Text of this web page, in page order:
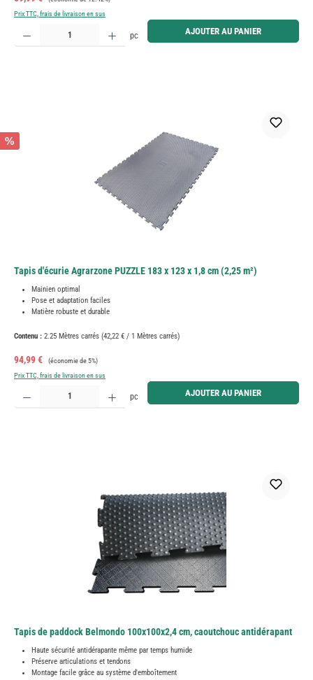
Prix TTC, frais de livraison en sus
Quantité de produit : Entrez la quantité souhaitée ou utilisez les boutons pour augmenter ou
pc AJOUTER AU PANIER
%
Tapis d'écurie Agrarzone PUZZLE 183 x 123 x 1,8 cm (2,25 m²)
Mainien optimal
Pose et adaptation faciles
Matière robuste et durable
Contenu : 2.25 Mètres carrés (42,22 € / 1 Mètres carrés)
Prix de vente :
94,99 € Prix régulier :
(économie de 5%)
Prix TTC, frais de livraison en sus
Quantité de produit : Entrez la quantité souhaitée ou utilisez les boutons pour augmenter ou
pc AJOUTER AU PANIER
Tapis de paddock Belmondo 100x100x2,4 cm, caoutchouc antidérapant
Haute sécurité antidérapante même par temps humide
Préserve articulations et tendons
Montage facile grâce au système d'emboîtement